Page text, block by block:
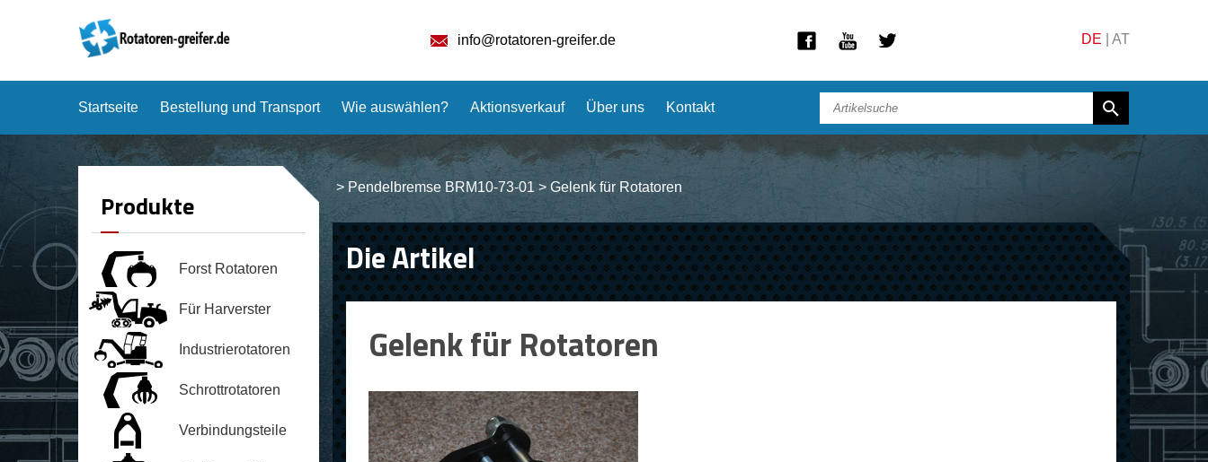
info@rotatoren-greifer.de DE AT
Startseite Bestellung und Transport Wie auswählen? Aktionsverkauf Über uns Kontakt
Produkte
Forst Rotatoren
Für Harverster
Industrierotatoren
Schrottrotatoren
Verbindungsteile
> Pendelbremse BRM10-73-01 > Gelenk für Rotatoren
Die Artikel
Gelenk für Rotatoren